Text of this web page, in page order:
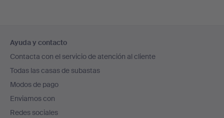
en
el
pie
de
página
Ayuda y contacto
Contacta con el servicio de atención al cliente
Todas las casas de subastas
Modos de pago
Enviamos con
Redes sociales